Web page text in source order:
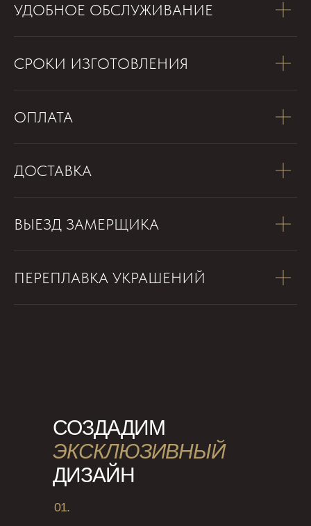
УДОБНОЕ ОБСЛУЖИВАНИЕ
СРОКИ ИЗГОТОВЛЕНИЯ
ОПЛАТА
ДОСТАВКА
ВЫЕЗД ЗАМЕРЩИКА
ПЕРЕПЛАВКА УКРАШЕНИЙ
СОЗДАДИМ
ЭКСКЛЮЗИВНЫЙ
ДИЗАЙН
01.